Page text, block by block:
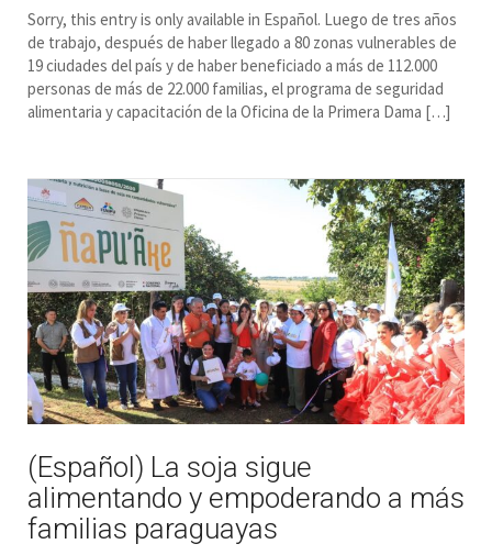
Sorry, this entry is only available in Español. Luego de tres años
de trabajo, después de haber llegado a 80 zonas vulnerables de
19 ciudades del país y de haber beneficiado a más de 112.000
personas de más de 22.000 familias, el programa de seguridad
alimentaria y capacitación de la Oficina de la Primera Dama […]
(Español) La soja sigue
alimentando y empoderando a más
familias paraguayas